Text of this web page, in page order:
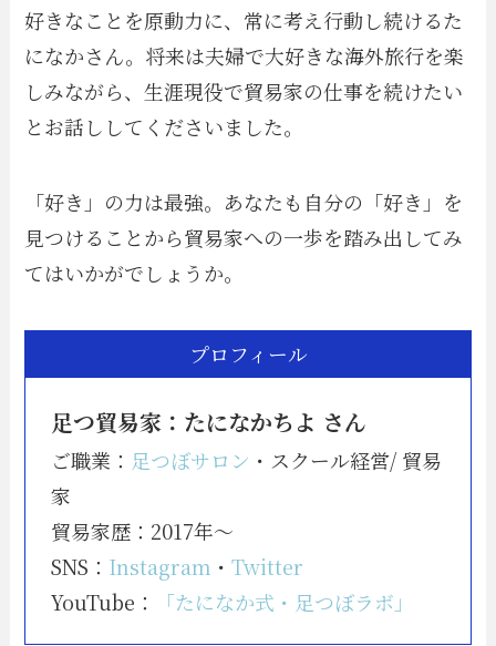
好きなことを原動力に、常に考え行動し続けるた
になかさん。将来は夫婦で大好きな海外旅行を楽
しみながら、生涯現役で貿易家の仕事を続けたい
とお話ししてくださいました。
「好き」の力は最強。あなたも自分の「好き」を
見つけることから貿易家への一歩を踏み出してみ
てはいかがでしょうか。
プロフィール
足つ貿易家：たになかちよ さん
ご職業： 足つぼサロン ・スクール経営/ 貿易
家
貿易家歴：2017年〜
SNS： Instagram ・ Twitter
YouTube：
「たになか式・足つぼラボ」